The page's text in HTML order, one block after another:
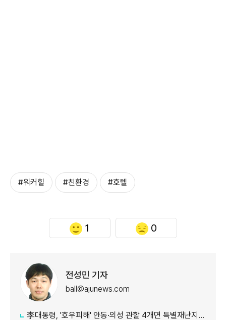
#워커힐 #친환경 #호텔
1 0
전성민 기자
ball@ajunews.com
李대통령, '호우피해' 안동·의성 관할 4개면 특별재난지역 선포